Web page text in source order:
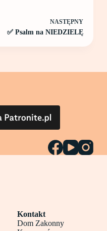
NASTĘPNY
✅ Psalm na NIEDZIELĘ
Kontakt
Dom Zakonny